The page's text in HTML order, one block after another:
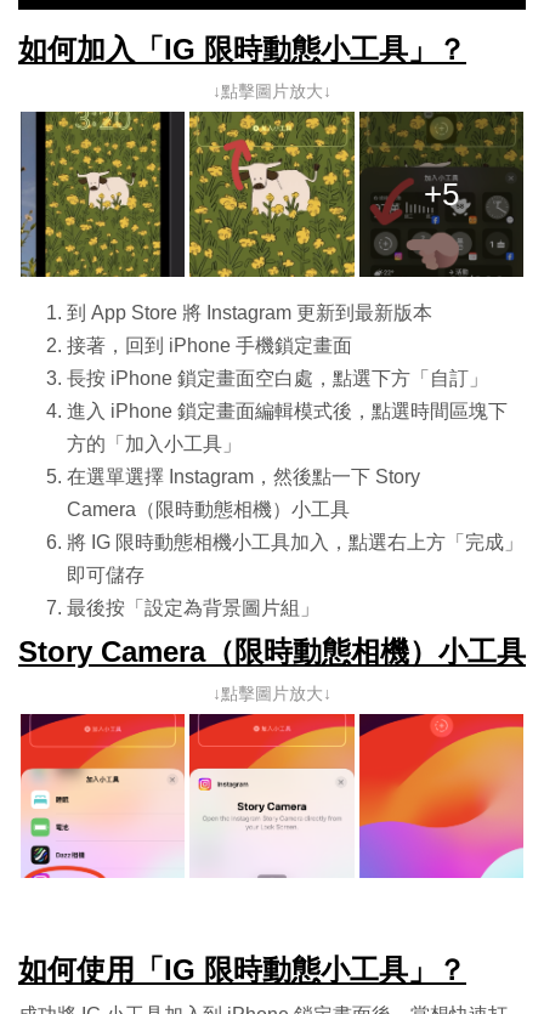
如何加入「IG 限時動態小工具」？
↓點擊圖片放大↓
+5
到 App Store 將 Instagram 更新到最新版本
接著，回到 iPhone 手機鎖定畫面
長按 iPhone 鎖定畫面空白處，點選下方「自訂」
進入 iPhone 鎖定畫面編輯模式後，點選時間區塊下
方的「加入小工具」
在選單選擇 Instagram，然後點一下 Story
Camera（限時動態相機）小工具
將 IG 限時動態相機小工具加入，點選右上方「完成」
即可儲存
最後按「設定為背景圖片組」
Story Camera（限時動態相機）小工具
↓點擊圖片放大↓
如何使用「IG 限時動態小工具」？